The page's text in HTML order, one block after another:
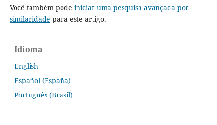
Você também pode iniciar uma pesquisa avançada por
similaridade para este artigo.
Idioma
English
Español (España)
Português (Brasil)